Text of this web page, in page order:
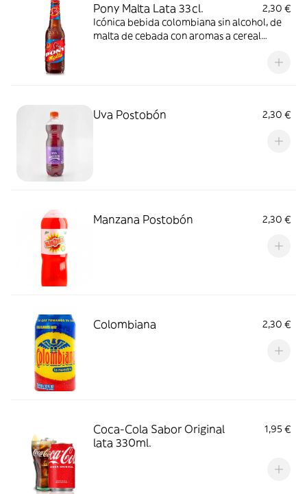
Pony Malta Lata 33cl.
2,30 €
Icónica bebida colombiana sin alcohol, de
malta de cebada con aromas a cereal
Uva Postobón 2,30 €
Manzana Postobón 2,30 €
Colombiana 2,30 €
Coca-Cola Sabor Original
lata 330ml.
1,95 €